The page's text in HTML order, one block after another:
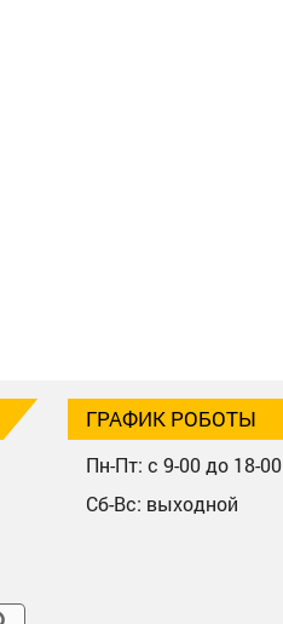
ГРАФИК РОБОТЫ
Пн-Пт: с 9-00 до 18-00
Сб-Вс: выходной